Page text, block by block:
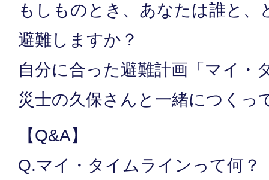
もしものとき、あなたは誰と、
避難しますか？
自分に合った避難計画「マイ・
災士の久保さんと一緒につくっ
【Q&A】
Q.マイ・タイムラインって何？